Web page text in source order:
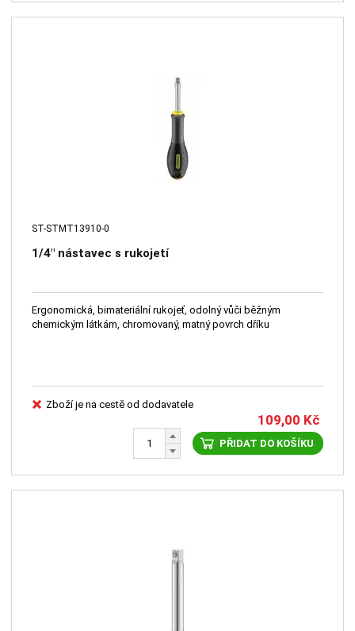
ST-STMT13910-0
1/4" nástavec s rukojetí
Ergonomická, bimateriální rukojeť, odolný vůči běžným
chemickým látkám, chromovaný, matný povrch dříku
Zboží je na cestě od dodavatele
109,00 Kč
PŘIDAT DO KOŠÍKU